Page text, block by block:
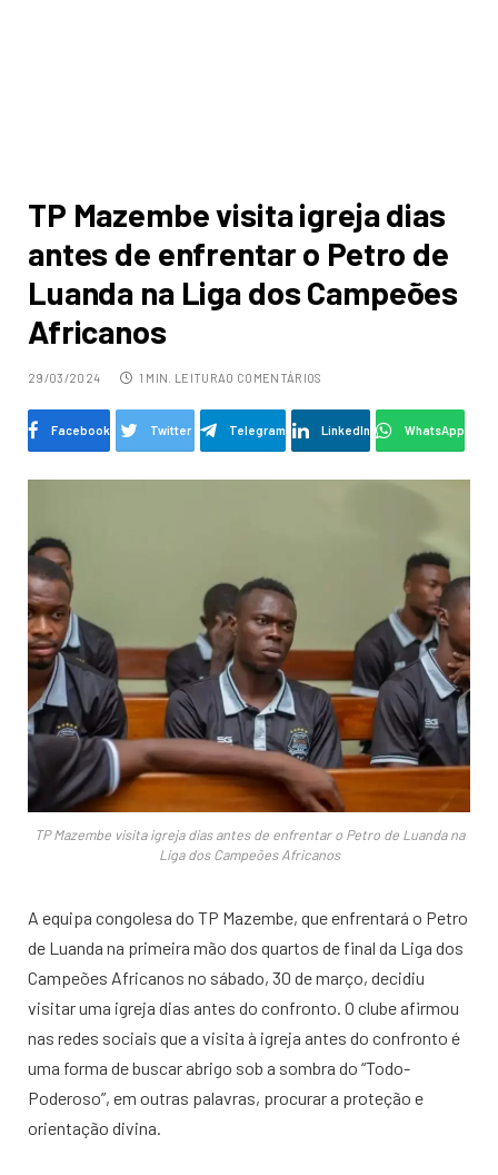
TP Mazembe visita igreja dias
antes de enfrentar o Petro de
Luanda na Liga dos Campeões
Africanos
29/03/2024 1 MIN. LEITURA0 COMENTÁRIOS
Facebook Twitter Telegram LinkedIn WhatsApp
TP Mazembe visita igreja dias antes de enfrentar o Petro de Luanda na
Liga dos Campeões Africanos
A equipa congolesa do TP Mazembe, que enfrentará o Petro
de Luanda na primeira mão dos quartos de final da Liga dos
Campeões Africanos no sábado, 30 de março, decidiu
visitar uma igreja dias antes do confronto. O clube afirmou
nas redes sociais que a visita à igreja antes do confronto é
uma forma de buscar abrigo sob a sombra do “Todo-
Poderoso”, em outras palavras, procurar a proteção e
orientação divina.